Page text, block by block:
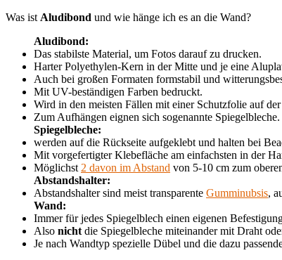
Was ist Aludibond und wie hänge ich es an die Wand?
Aludibond:
Das stabilste Material, um Fotos darauf zu drucken.
Harter Polyethylen-Kern in der Mitte und je eine
Auch bei großen Formaten formstabil und
Mit UV-beständigen Farben bedruckt.
Wird in den meisten Fällen mit einer Schutzfolie auf
Zum Aufhängen eignen sich sogenannte Spiegelbleche.
Spiegelbleche:
werden auf die Rückseite aufgeklebt und halten bei
Mit vorgefertigter Klebefläche am einfachsten in der
Möglichst 2 davon im Abstand von 5-10 cm zum
Abstandshalter:
Abstandshalter sind meist transparente Gumminubsis,
Wand:
Immer für jedes Spiegelblech einen eigenen
Also nicht die Spiegelbleche miteinander mit Draht
Je nach Wandtyp spezielle Dübel und die dazu